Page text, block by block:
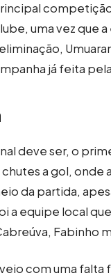
uma vez que
já feita
deve ser, o
a gol, onde
da partida,
a equipe local
Fabinho
com uma falta